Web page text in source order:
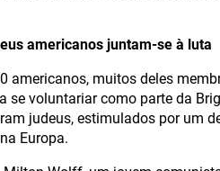
americanos juntam-se à luta
americanos, muitos deles
se voluntariar como parte da
judeus, estimulados por um
Europa.